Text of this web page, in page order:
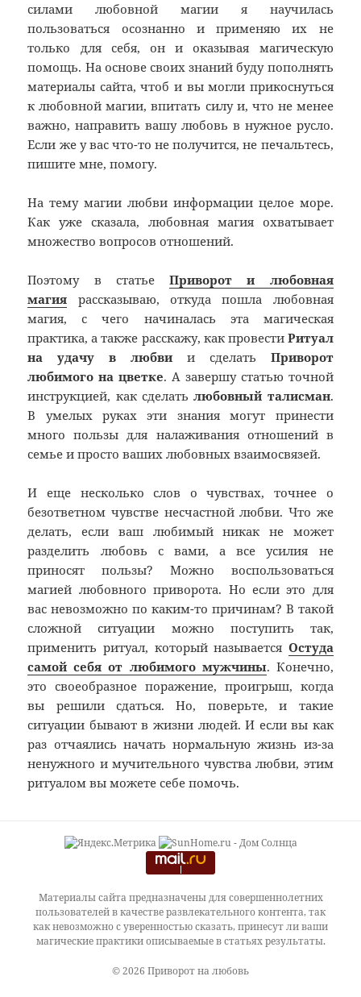
силами любовной магии я научилась
пользоваться осознанно и применяю их не
только для себя, он и оказывая магическую
помощь. На основе своих знаний буду пополнять
материалы сайта, чтоб и вы могли прикоснуться
к любовной магии, впитать силу и, что не менее
важно, направить вашу любовь в нужное русло.
Если же у вас что-то не получится, не печальтесь,
пишите мне, помогу.
На тему магии любви информации целое море.
Как уже сказала, любовная магия охватывает
множество вопросов отношений.
Поэтому в статьеПриворот и любовная
магия рассказываю, откуда пошла любовная
магия, с чего начиналась эта магическая
практика, а также расскажу, как провести Ритуал
на удачу в любви и сделать Приворот
любимого на цветке. А завершу статью точной
инструкцией, как сделатьлюбовный талисман.
В умелых руках эти знания могут принести
много пользы для налаживания отношений в
семье и просто ваших любовных взаимосвязей.
И еще несколько слов о чувствах, точнее о
безответном чувстве несчастной любви. Что же
делать, если ваш любимый никак не может
разделить любовь с вами, а все усилия не
приносят пользы? Можно воспользоваться
магией любовного приворота. Но если это для
вас невозможно по каким-то причинам? В такой
сложной ситуации можно поступить так,
применить ритуал, который называется Остуда
самой себя от любимого мужчины. Конечно,
это своеобразное поражение, проигрыш, когда
вы решили сдаться. Но, поверьте, и такие
ситуации бывают в жизни людей. И если вы как
раз отчаялись начать нормальную жизнь из-за
ненужного и мучительного чувства любви, этим
ритуалом вы можете себе помочь.
Материалы сайта предназначены для совершеннолетних
пользователей в качестве развлекательного контента, так
как невозможно с уверенностью сказать, принесут ли ваши
магические практики описываемые в статьях результаты.
© 2026 Приворот на любовь